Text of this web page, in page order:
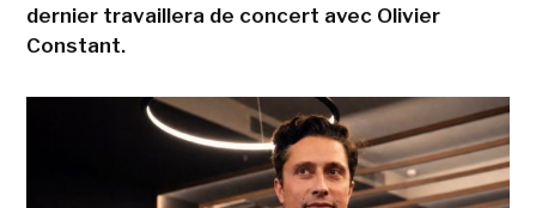
dernier travaillera de concert avec Olivier
Constant.